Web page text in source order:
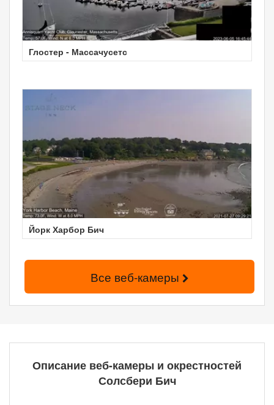
Глостер - Массачусетс
Йорк Харбор Бич
Все веб-камеры
Описание веб-камеры и окрестностей
Солсбери Бич